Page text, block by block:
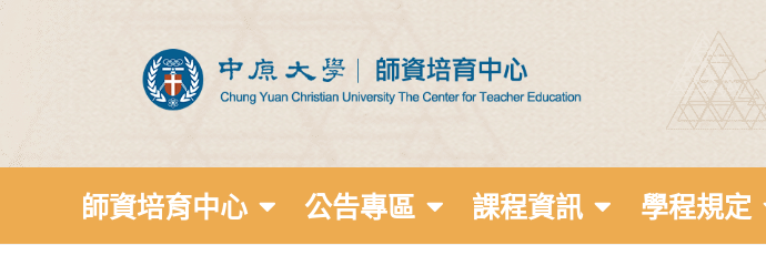
師資培育中心 公告專區 課程資訊 學程規定